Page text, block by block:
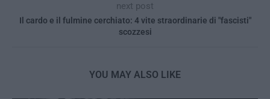
next post
Il cardo e il fulmine cerchiato: 4 vite straordinarie di "fascisti"
scozzesi
YOU MAY ALSO LIKE